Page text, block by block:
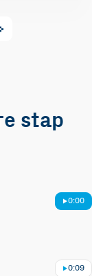
stap
0:00
0:09